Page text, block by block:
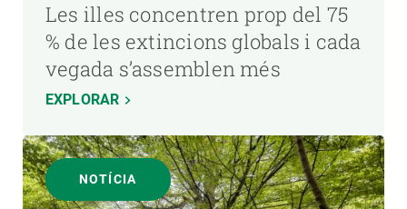
Les illes concentren prop del 75
% de les extincions globals i cada
vegada s’assemblen més
EXPLORAR
NOTÍCIA